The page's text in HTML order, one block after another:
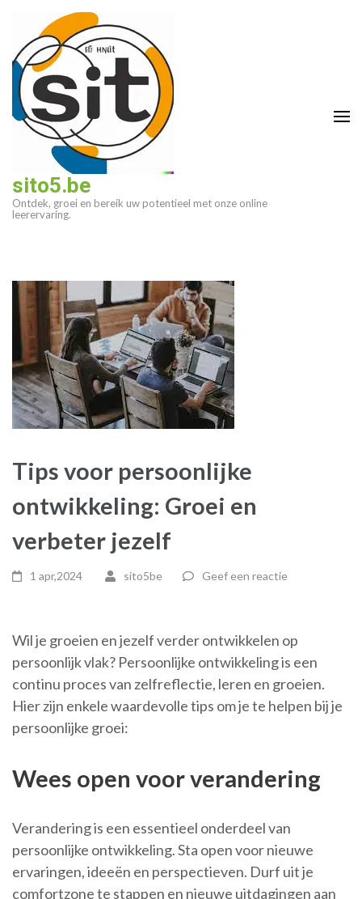
inhoud
(druk
enter)
sito5.be
Ontdek, groei en bereik uw potentieel met onze online
leerervaring.
Tips voor persoonlijke
ontwikkeling: Groei en
verbeter jezelf
1 apr,2024 sito5be Geef een reactie
Wil je groeien en jezelf verder ontwikkelen op
persoonlijk vlak? Persoonlijke ontwikkeling is een
continu proces van zelfreflectie, leren en groeien.
Hier zijn enkele waardevolle tips om je te helpen bij je
persoonlijke groei:
Wees open voor verandering
Verandering is een essentieel onderdeel van
persoonlijke ontwikkeling. Sta open voor nieuwe
ervaringen, ideeën en perspectieven. Durf uit je
comfortzone te stappen en nieuwe uitdagingen aan